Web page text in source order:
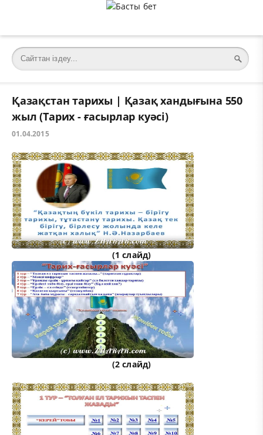
Қазақстан тарихы | Қазақ хандығына 550
жыл (Тарих - ғасырлар куәсі)
01.04.2015
(1 слайд)
(2 слайд)